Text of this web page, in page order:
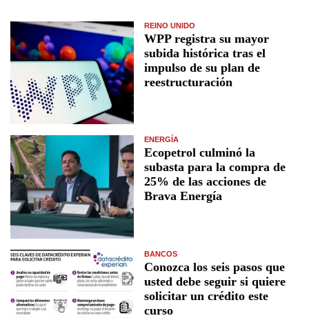
REINO UNIDO
WPP registra su mayor
subida histórica tras el
impulso de su plan de
reestructuración
ENERGÍA
Ecopetrol culminó la
subasta para la compra de
25% de las acciones de
Brava Energía
BANCOS
Conozca los seis pasos que
usted debe seguir si quiere
solicitar un crédito este
curso